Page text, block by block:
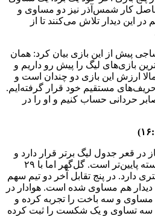
کار شمس‌آذر نیز دو مساوی و
این دیدار تلاش می‌کنند تا از
پیش از این بازی بیان کرد: همان
بازی‌های لیگ را پیش رو داریم و
ارزش این بازی دو چندان است و
مستقیم خود قرار گرفته‌ایم.
حردانی حساب کنیم و او را در
تیم پایتخت با ۱۲ امتیاز در قعر جدول لیگ برتر قرار دارد و
اصلی‌ترین گزینه سقوط به دسته پایین‌تر است. گل‌گهر اما با ۲۹
دارد. در پنج تقابل آخر دو تیم سهم
هم مساوی شده است. هوادار در
مساوی و سه باخت را تجربه کرده و
سه تساوی و یک شکست را ثبت کرده